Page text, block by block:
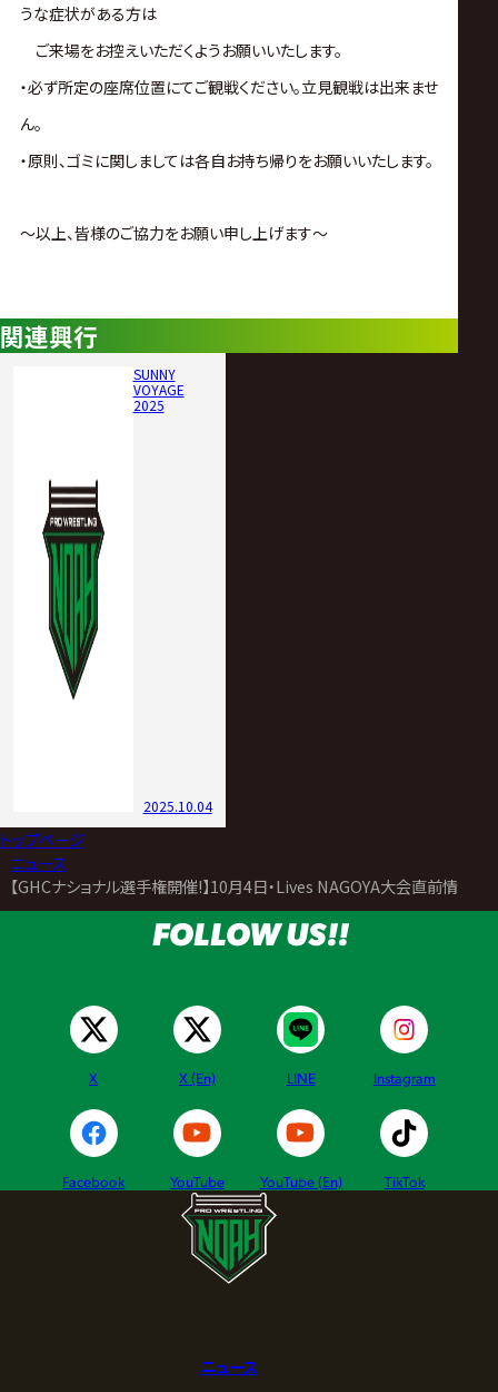
うな症状がある方は
ご来場をお控えいただくようお願いいたします。
・必ず所定の座席位置にてご観戦ください。立見観戦は出来ませ
ん。
・原則、ゴミに関しましては各自お持ち帰りをお願いいたします。
～以上、皆様のご協力をお願い申し上げます～
関連興行
SUNNY
VOYAGE
2025
2025.10.04
トップページ
ニュース
【GHCナショナル選手権開催!】10月4日・Lives NAGOYA大会直前情報
FOLLOW US!!
X X (En) LINE Instagram
Facebook YouTube YouTube (En) TikTok
ニュース